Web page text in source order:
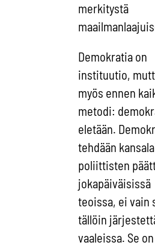
merkitystä
Demokratia on
instituutio,
myös ennen
metodi:
eletään.
tehdään
poliittisten
jokapäiväisissä
teoissa, ei vain
tällöin
vaaleissa. Se